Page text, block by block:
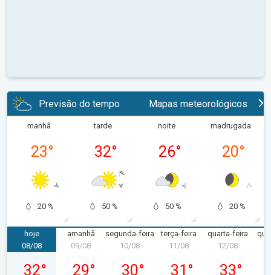
Previsão do tempo Mapas meteorológicos
manhã
23°
20 %
tarde
32°
50 %
noite
26°
50 %
madrugada
20°
20 %
hoje
sábado, 08/08
08/08
32°
amanhã
domingo, 09/08
09/08
29°
segunda-feira
segunda-feira, 10/08
10/08
30°
terça-feira
terça-feira, 11/08
11/08
31 °
quarta-feira
12/08
33°